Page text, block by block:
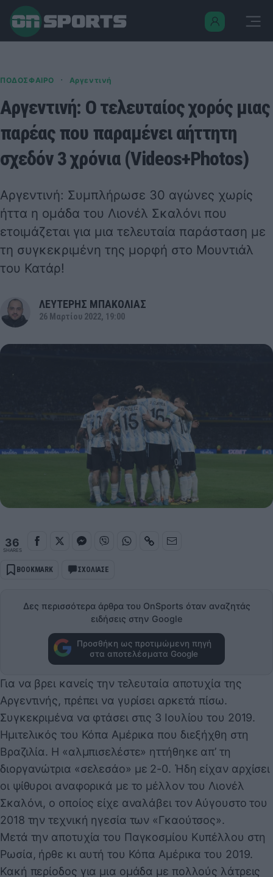
ΠΟΔΟΣΦΑΙΡΟ · Αργεντινή
Αργεντινή: Ο τελευταίος χορός μιας
παρέας που παραμένει αήττητη
σχεδόν 3 χρόνια (Videos+Photos)
Αργεντινή: Συμπλήρωσε 30 αγώνες χωρίς
ήττα η ομάδα του Λιονέλ Σκαλόνι που
ετοιμάζεται για μια τελευταία παράσταση με
τη συγκεκριμένη της μορφή στο Μουντιάλ
του Κατάρ!
ΛΕΥΤΕΡΗΣ ΜΠΑΚΟΛΙΑΣ
26 Μαρτίου 2022, 19:00
36
SHARES
BOOKMARK ΣΧΟΛΙΑΣΕ
Δες περισσότερα άρθρα του OnSports όταν αναζητάς
ειδήσεις στην Google
Προσθήκη ως προτιμώμενη πηγή
στα αποτελέσματα Google
Για να βρει κανείς την τελευταία αποτυχία της
Αργεντινής, πρέπει να γυρίσει αρκετά πίσω.
Συγκεκριμένα να φτάσει στις 3 Ιουλίου του 2019.
Ημιτελικός του Κόπα Αμέρικα που διεξήχθη στη
Βραζιλία. Η «αλμπισελέστε» ηττήθηκε απ’ τη
διοργανώτρια «σελεσάο» με 2-0. Ήδη είχαν αρχίσει
οι ψίθυροι αναφορικά με το μέλλον του Λιονέλ
Σκαλόνι, ο οποίος είχε αναλάβει τον Αύγουστο του
2018 την τεχνική ηγεσία των «Γκαούτσος».
Μετά την αποτυχία του Παγκοσμίου Κυπέλλου στη
Ρωσία, ήρθε κι αυτή του Κόπα Αμέρικα του 2019.
Κακή περίοδος για μια ομάδα με πολλούς λάτρεις